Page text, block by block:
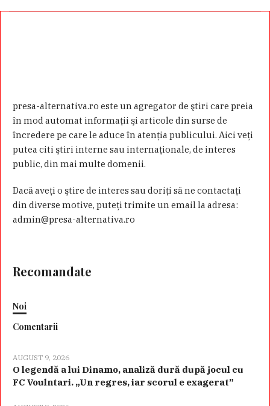
presa-alternativa.ro este un agregator de ştiri care preia
în mod automat informaţii şi articole din surse de
încredere pe care le aduce în atenţia publicului. Aici veţi
putea citi ştiri interne sau internaţionale, de interes
public, din mai multe domenii.
Dacă aveţi o ştire de interes sau doriţi să ne contactaţi
din diverse motive, puteţi trimite un email la adresa:
admin@presa-alternativa.ro
Recomandate
Noi
Comentarii
AUGUST 9, 2026
O legendă a lui Dinamo, analiză dură după jocul cu
FC Voulntari. „Un regres, iar scorul e exagerat”